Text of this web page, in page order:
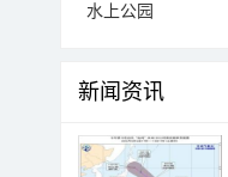
水上公园
新闻资讯